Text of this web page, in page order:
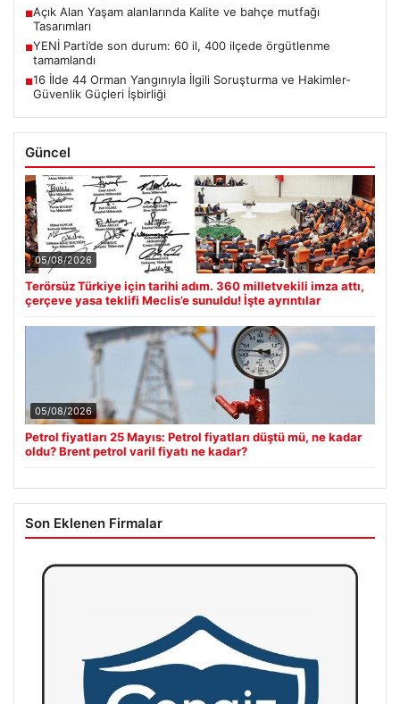
■Açık Alan Yaşam alanlarında Kalite ve bahçe mutfağı
Tasarımları
■YENİ Parti’de son durum: 60 il, 400 ilçede örgütlenme
tamamlandı
■16 İlde 44 Orman Yangınıyla İlgili Soruşturma ve Hakimler-
Güvenlik Güçleri İşbirliği
Güncel
05/08/2026
Terörsüz Türkiye için tarihi adım. 360 milletvekili imza attı,
çerçeve yasa teklifi Meclis’e sunuldu! İşte ayrıntılar
05/08/2026
Petrol fiyatları 25 Mayıs: Petrol fiyatları düştü mü, ne kadar
oldu? Brent petrol varil fiyatı ne kadar?
Son Eklenen Firmalar